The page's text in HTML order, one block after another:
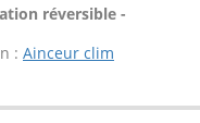
réversible -
: Ainceur clim